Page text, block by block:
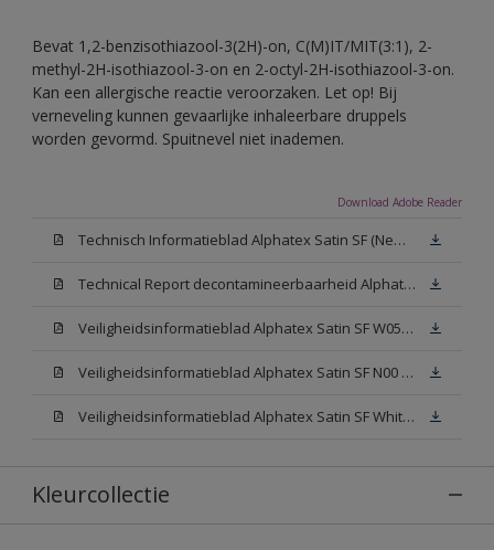
Bevat 1,2-benzisothiazool-3(2H)-on, C(M)IT/MIT(3:1), 2-
methyl-2H-isothiazool-3-on en 2-octyl-2H-isothiazool-3-on.
Kan een allergische reactie veroorzaken. Let op! Bij
verneveling kunnen gevaarlijke inhaleerbare druppels
worden gevormd. Spuitnevel niet inademen.
Download Adobe Reader
Technisch Informatieblad Alphatex Satin SF (New Livery) (PDF)
Technical Report decontamineerbaarheid Alphatex Satin SF
Veiligheidsinformatieblad Alphatex Satin SF W05 (MSDS)
Veiligheidsinformatieblad Alphatex Satin SF N00 (MSDS)
Veiligheidsinformatieblad Alphatex Satin SF White (MSDS)
Kleurcollectie